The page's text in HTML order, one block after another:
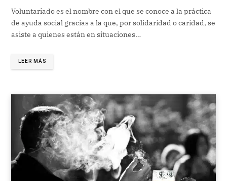
Voluntariado es el nombre con el que se conoce a la práctica
de ayuda social gracias a la que, por solidaridad o caridad, se
asiste a quienes están en situaciones…
LEER MÁS